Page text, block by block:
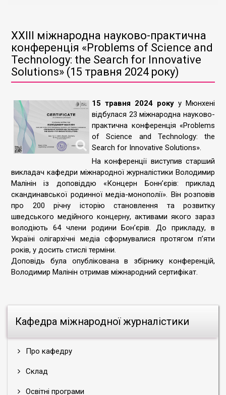
Кафедра міжнародної журналістики
Про кафедру
Склад
Освітні програми
XXIII міжнародна науково-практична
конференція «Problems of Science and
Technology: the Search for Innovative
Solutions» (15 травня 2024 року)
15 травня 2024 року у Мюнхені
відбулася 23 міжнародна науково-
практична конференція «Problems
of Science and Technology: the
Search for Innovative Solutions».
На конференції виступив старший
викладач кафедри міжнародної журналістики Володимир
Малінін із доповіддю «Концерн Бонн’єрів: приклад
скандинавської родинної медіа-монополії». Він розповів
про 200 річну історію становлення та розвитку
шведського медійного концерну, активами якого зараз
володіють 64 члени родини Бон’єрів. До прикладу, в
Україні олігархічні медіа сформувалися протягом п’яти
років, у досить стислі терміни.
Доповідь була опублікована в збірнику конференцій,
Володимир Малінін отримав міжнародний сертифікат.